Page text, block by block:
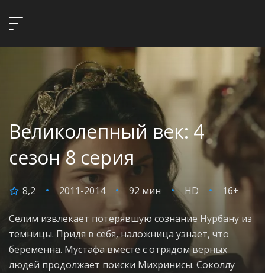
Великолепный век: 4
сезон 8 серия
8,2 2011-2014 92 мин HD 16+
Селим извлекает потерявшую сознание Нурбану из
темницы. Придя в себя, наложница узнает, что
беременна. Мустафа вместе с отрядом верных
людей продолжает поиски Михринисы. Соколлу